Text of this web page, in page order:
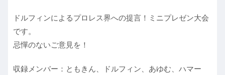
ドルフィンによるプロレス界への提言！ミニプレゼン大会
です。
忌憚のないご意見を！
収録メンバー：ともきん、ドルフィン、あゆむ、ハマー